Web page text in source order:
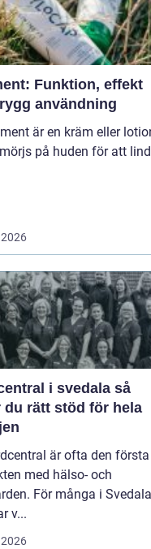
Funktion, effekt
användning
är en kräm eller
på huden för att
i svedala så
du rätt stöd för hela
är ofta den första
med hälso- och
För många i Svedala
v...